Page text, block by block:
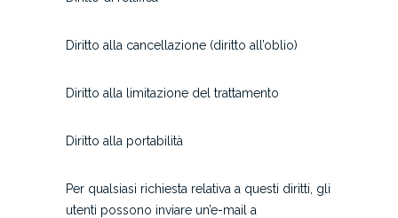
Diritto alla cancellazione (diritto all’oblio)
Diritto alla limitazione del trattamento
Diritto alla portabilità
Per qualsiasi richiesta relativa a questi diritti, gli
utenti possono inviare un’e-mail a